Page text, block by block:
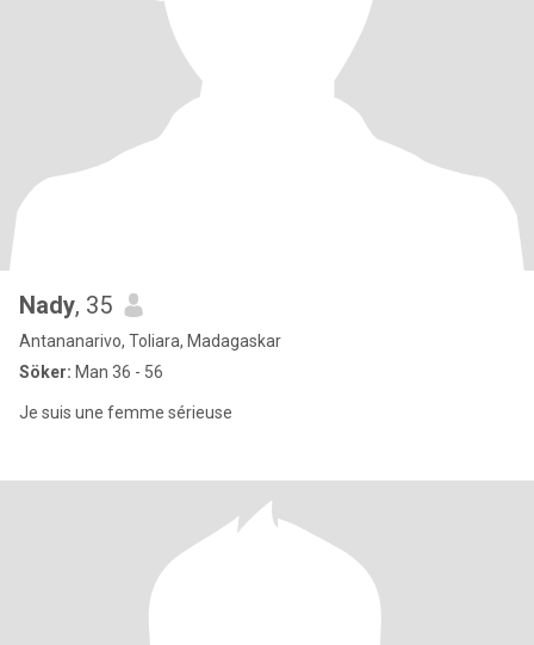
Nady, 35
Antananarivo, Toliara, Madagaskar
Söker: Man 36 - 56
Je suis une femme sérieuse